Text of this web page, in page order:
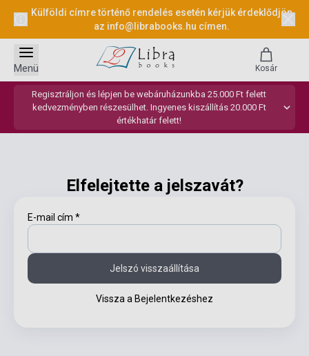
Külföldi címre történő rendelés esetén kérjük érdeklődjön
az info@librabooks.hu címen.
Regisztráljon és lépjen be webáruházunkba 25.000 Ft felett
kedvezményben részesülhet. Ingyenes kiszállítás 20.000 Ft
értékhatár felett!
Menü Kosár
Elfelejtette a jelszavát?
E-mail cím *
Jelszó visszaállítása
Vissza a Bejelentkezéshez